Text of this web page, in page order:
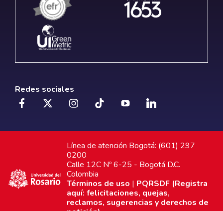
Redes sociales
Línea de atención Bogotá: (601) 297
0200
Calle 12C Nº 6-25 - Bogotá D.C.
Colombia
Términos de uso | PQRSDF (Registra
aquí: felicitaciones, quejas,
reclamos, sugerencias y derechos de